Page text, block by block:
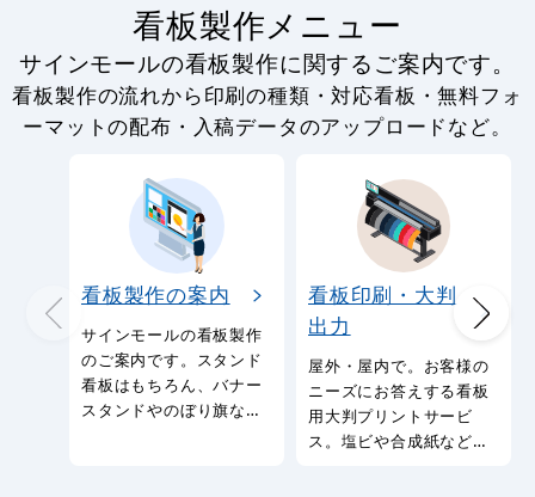
看板製作メニュー
サインモールの看板製作に関するご案内です。
看板製作の流れから印刷の種類・対応看板・無料フォ
ーマットの配布・入稿データのアップロードなど。
看板製作の案内
サインモールの看板製作
のご案内です。スタンド
看板はもちろん、バナー
スタンドやのぼり旗など
看板印刷・大判
出力
屋外・屋内で。お客様の
ニーズにお答えする看板
用大判プリントサービ
ス。塩ビや合成紙など看